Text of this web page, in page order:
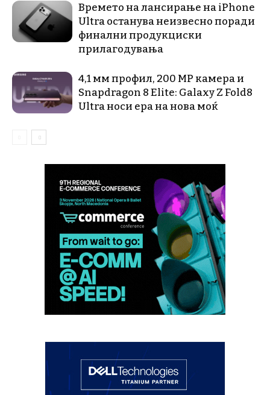
Времето на лансирање на iPhone
Ultra останува неизвесно поради
финални продукциски
прилагодувања
4,1 мм профил, 200 MP камера и
Snapdragon 8 Elite: Galaxy Z Fold8
Ultra носи ера на нова моќ